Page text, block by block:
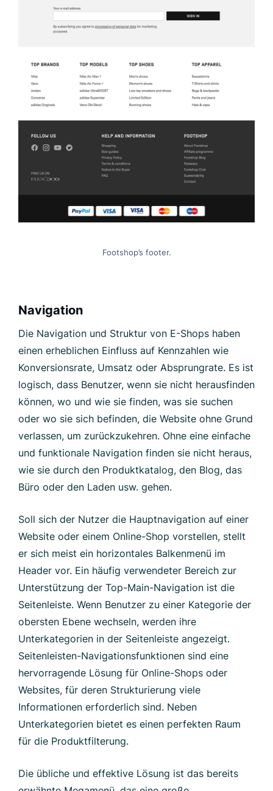
Footshop’s footer.
Navigation
Die Navigation und Struktur von E-Shops haben
einen erheblichen Einfluss auf Kennzahlen wie
Konversionsrate, Umsatz oder Absprungrate. Es ist
logisch, dass Benutzer, wenn sie nicht herausfinden
können, wo und wie sie finden, was sie suchen
oder wo sie sich befinden, die Website ohne Grund
verlassen, um zurückzukehren. Ohne eine einfache
und funktionale Navigation finden sie nicht heraus,
wie sie durch den Produktkatalog, den Blog, das
Büro oder den Laden usw. gehen.
Soll sich der Nutzer die Hauptnavigation auf einer
Website oder einem Online-Shop vorstellen, stellt
er sich meist ein horizontales Balkenmenü im
Header vor. Ein häufig verwendeter Bereich zur
Unterstützung der Top-Main-Navigation ist die
Seitenleiste. Wenn Benutzer zu einer Kategorie der
obersten Ebene wechseln, werden ihre
Unterkategorien in der Seitenleiste angezeigt.
Seitenleisten-Navigationsfunktionen sind eine
hervorragende Lösung für Online-Shops oder
Websites, für deren Strukturierung viele
Informationen erforderlich sind. Neben
Unterkategorien bietet es einen perfekten Raum
für die Produktfilterung.
Die übliche und effektive Lösung ist das bereits